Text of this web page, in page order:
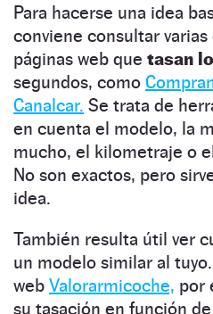
Para hacerse una idea
conviene consultar
páginas web que tasan
segundos, como
Canalcar. Se trata de
en cuenta el modelo, la
mucho, el kilometraje o
No son exactos, pero
idea.
También resulta útil ver
un modelo similar al
web Valorarmicoche, por
su tasación en función